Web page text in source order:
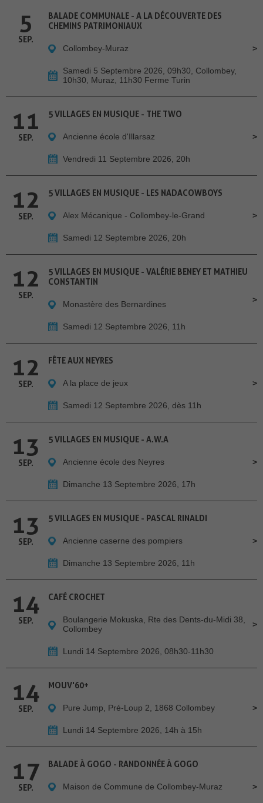
5
SEP.
BALADE COMMUNALE - A LA DÉCOUVERTE DES
CHEMINS PATRIMONIAUX
Collombey-Muraz
Samedi 5 Septembre 2026, 09h30, Collombey,
10h30, Muraz, 11h30 Ferme Turin
11
SEP.
5 VILLAGES EN MUSIQUE - THE TWO
Ancienne école d'Illarsaz
Vendredi 11 Septembre 2026, 20h
12
SEP.
5 VILLAGES EN MUSIQUE - LES NADACOWBOYS
Alex Mécanique - Collombey-le-Grand
Samedi 12 Septembre 2026, 20h
12
SEP.
5 VILLAGES EN MUSIQUE - VALÉRIE BENEY ET MATHIEU
CONSTANTIN
Monastère des Bernardines
Samedi 12 Septembre 2026, 11h
12
SEP.
FÊTE AUX NEYRES
A la place de jeux
Samedi 12 Septembre 2026, dès 11h
13
SEP.
5 VILLAGES EN MUSIQUE - A.W.A
Ancienne école des Neyres
Dimanche 13 Septembre 2026, 17h
13
SEP.
5 VILLAGES EN MUSIQUE - PASCAL RINALDI
Ancienne caserne des pompiers
Dimanche 13 Septembre 2026, 11h
14
SEP.
CAFÉ CROCHET
Boulangerie Mokuska, Rte des Dents-du-Midi 38,
Collombey
Lundi 14 Septembre 2026, 08h30-11h30
14
SEP.
MOUV'60+
Pure Jump, Pré-Loup 2, 1868 Collombey
Lundi 14 Septembre 2026, 14h à 15h
17
SEP.
BALADE À GOGO - RANDONNÉE À GOGO
Maison de Commune de Collombey-Muraz